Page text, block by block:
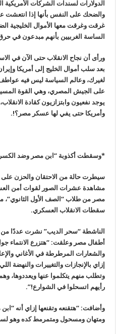
الدولارات لسندات الشركات الأمريكية
والضحك على النفس بأنها إذا انتعشت
غرقت وغرقت معها الأموال الخليجية
الساسة الغربيين بأنهم مبدعون في
ورأى أن نجاح الانقلاب حتى الآن في
بعد سلب أموال الخليج إلى أمريكا
لغيرك، وعالم السياسة ليس فيه عواطف
على الجيش المصري، وهي القوة
يوجد نفعيون وابتزازيون كقادة
وأمريكا حتى يفي لها عسكر مصر؟!.
*وسقطت أكذوبة “ابن مصر وضد الكسر”
سيطرت حالة من الاحتقان والحزن على
مشاهدة عشرات الصور لقوات أمن
مصر من طلاب “الصف الأول الثانوي”،
سقطات الانقلاب العسكري.
الناشطة “سحر الديب” نشرت عددًا من
أطفال مصر وعلقت: “هتزرع الانتماء
والشعارات المرطرطة في الأغاني
إزاي بالإنجازات والتغييرات والنهضة
وتطلب منهم يتكلموا عنها ويعددوها،
رأيهم اتسحلوا في الشوارع!”.
وأضافت: “هتقنعه وتقنعها إزاي أنه
ومتهان ومسحول ومتمرمط كده وهو لسه